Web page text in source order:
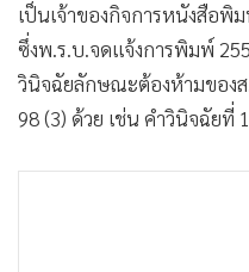
เป็นเจ้าของกิจการหนังสือพิ
ซึ่งพ.ร.บ.จดแจ้งการพิมพ์
วินิจฉัยลักษณะต้องห้ามของส
98 (3) ด้วย เช่น คำวินิจฉัยที่